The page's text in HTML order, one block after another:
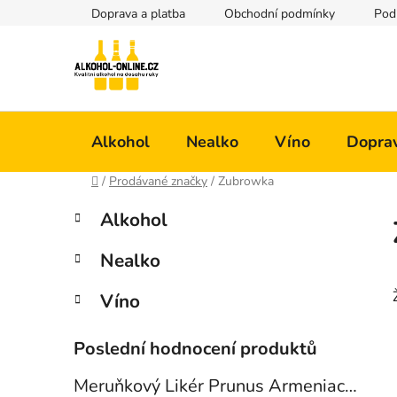
Doprava a platba Obchodní podmínky
Alkohol Nealko Víno
Domů
/ Prodávané značky / Zubrowka
P
s
r
n
n
Přeskočit
kategorie
K
a
e
o
i
Alkohol
Nealko
Víno
Poslední hodnocení produktů
Meruňkový Likér Prunus Armeniaca 24% 0,7l